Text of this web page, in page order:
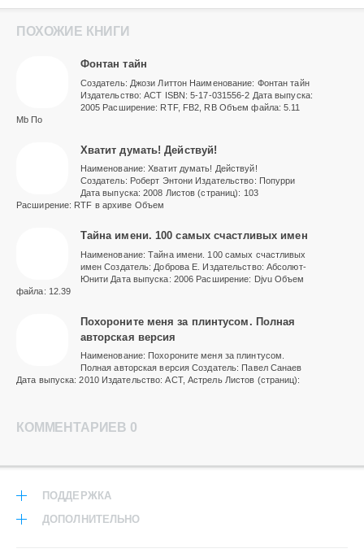
ПОХОЖИЕ КНИГИ
Фонтан тайн
Создатель: Джози Литтон Наименование: Фонтан тайн
Издательство: АСТ ISBN: 5-17-031556-2 Дата выпуска:
2005 Расширение: RTF, FB2, RB Объем файла: 5.11
Mb По
Хватит думать! Действуй!
Наименование: Хватит думать! Действуй!
Создатель: Роберт Энтони Издательство: Попурри
Дата выпуска: 2008 Листов (страниц): 103
Расширение: RTF в архиве Объем
Тайна имени. 100 самых счастливых имен
Наименование: Тайна имени. 100 самых счастливых
имен Создатель: Доброва Е. Издательство: Абсолют-
Юнити Дата выпуска: 2006 Расширение: Djvu Объем
файла: 12.39
Похороните меня за плинтусом. Полная
авторская версия
Наименование: Похороните меня за плинтусом.
Полная авторская версия Создатель: Павел Санаев
Дата выпуска: 2010 Издательство: АСТ, Астрель Листов (страниц):
КОММЕНТАРИЕВ 0
ПОДДЕРЖКА
ДОПОЛНИТЕЛЬНО